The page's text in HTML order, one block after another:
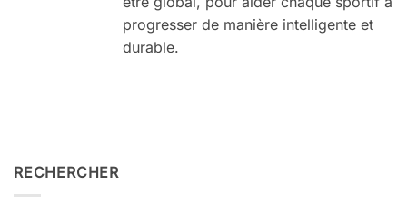
progresser de manière intelligente et
durable.
RECHERCHER